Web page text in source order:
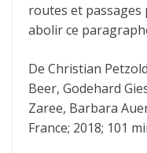
routes et
abolir ce
De Christian
Beer, Godehard
Zaree, Barbara
France; 2018; 101